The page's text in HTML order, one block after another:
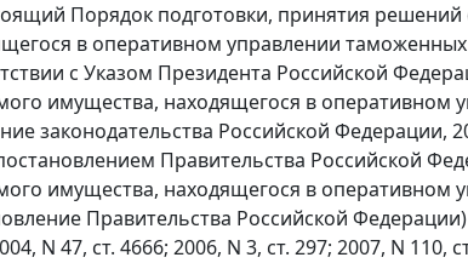
Порядок подготовки, принятия
в оперативном управлении
с Указом Президента Российской
имущества, находящегося в оперативном
законодательства Российской Федерации,
Правительства Российской
имущества, находящегося в оперативном
Правительства Российской
N 47, ст. 4666; 2006, N 3, ст. 297; 2007, N 110,